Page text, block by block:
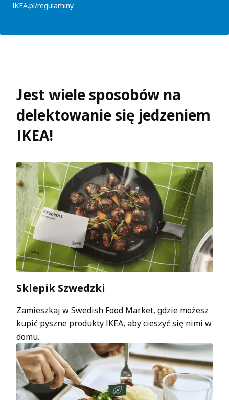
IKEA.pl/regulaminy.
Jest wiele sposobów na
delektowanie się jedzeniem
IKEA!
Sklepik Szwedzki
Zamieszkaj w Swedish Food Market, gdzie możesz
kupić pyszne produkty IKEA, aby cieszyć się nimi w
domu.